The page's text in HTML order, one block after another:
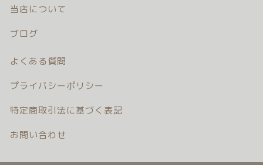
当店について
ブログ
よくある質問
プライバシーポリシー
特定商取引法に基づく表記
お問い合わせ
ブログ
よくある質問
プライバシーポリシー
お問い合わせ